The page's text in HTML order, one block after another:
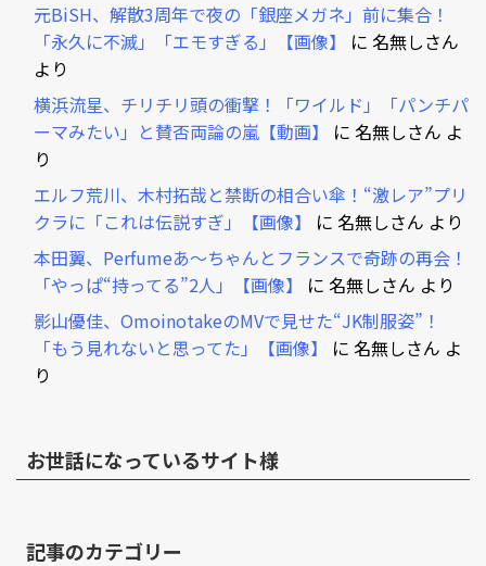
元BiSH、解散3周年で夜の「銀座メガネ」前に集合！
「永久に不滅」「エモすぎる」【画像】
に 名無しさん
より
横浜流星、チリチリ頭の衝撃！「ワイルド」「パンチパ
ーマみたい」と賛否両論の嵐【動画】
に 名無しさん よ
り
エルフ荒川、木村拓哉と禁断の相合い傘！“激レア”プリ
クラに「これは伝説すぎ」【画像】
に 名無しさん より
本田翼、Perfumeあ～ちゃんとフランスで奇跡の再会！
「やっぱ“持ってる”2人」【画像】
に 名無しさん より
影山優佳、OmoinotakeのMVで見せた“JK制服姿”！
「もう見れないと思ってた」【画像】
に 名無しさん よ
り
お世話になっているサイト様
記事のカテゴリー